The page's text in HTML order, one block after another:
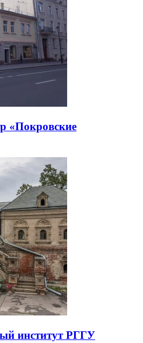
«Покровские
институт РГГУ